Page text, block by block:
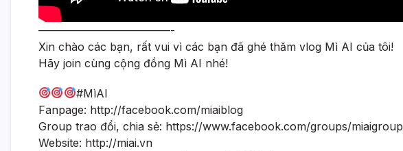
————————————-
Xin chào các bạn, rất vui vì các bạn đã ghé thăm vlog Mì AI của tôi!
Hãy join cùng cộng đồng Mì AI nhé!
#MìAI
Fanpage: http://facebook.com/miaiblog
Group trao đổi, chia sẻ: https://www.facebook.com/groups/miaigroup
Website: http://miai.vn